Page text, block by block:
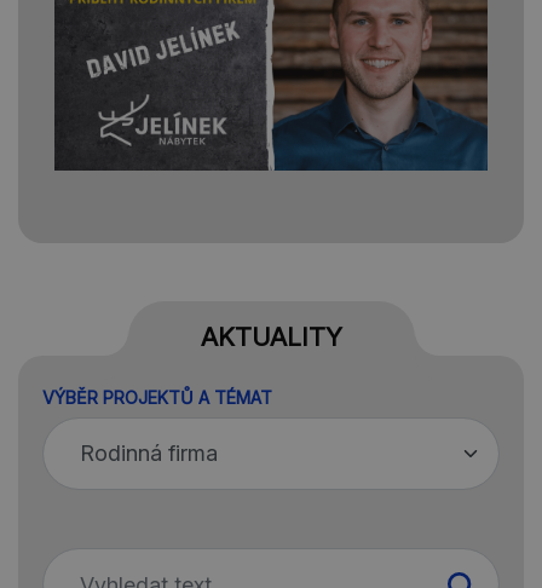
AKTUALITY
VÝBĚR PROJEKTŮ A TÉMAT